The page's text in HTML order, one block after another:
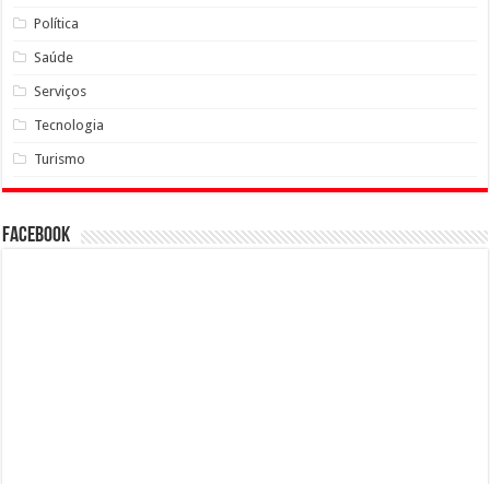
Política
Saúde
Serviços
Tecnologia
Turismo
Facebook